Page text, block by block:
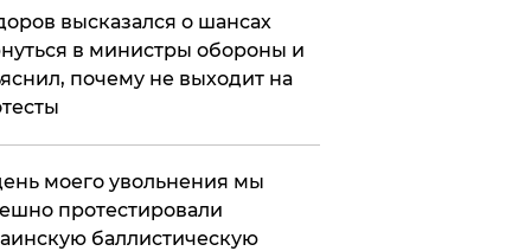
высказался о шансах
в министры обороны и
почему не выходит на
моего увольнения мы
протестировали
баллистическую